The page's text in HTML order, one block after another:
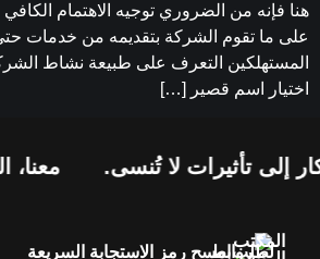
هنا فإنه من الضروري توجيه الاهتمام الكافي
على ما تقوم الشركة بتقديمه من خدمات
اختيار اسم قصير […]
معنا، إلى تأثيرات لا تُنسى.
المكتب
لطلبروابطامسح رمز الاستجابة السريعة